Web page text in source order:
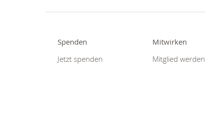
Spenden
Jetzt spenden
Mitwirken
Mitglied werden